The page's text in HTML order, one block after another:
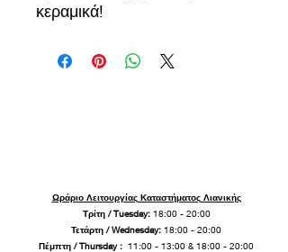
κεραμικά!
Ωράριο Λειτουργίας Καταστήματος Λιανικής
Τρίτη / Tuesday: 18:00 - 20:00
Τετάρτη / Wednesday: 18:00 - 20:00
Πέμπτη / Thursday : 11:00 - 13:00 & 18:00 - 20:00